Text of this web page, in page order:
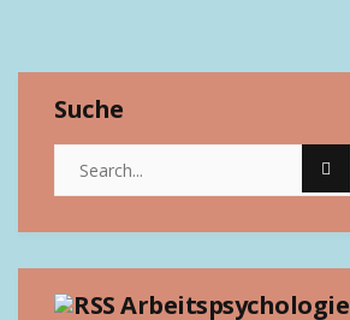
Suche
Arbeitspsychologie